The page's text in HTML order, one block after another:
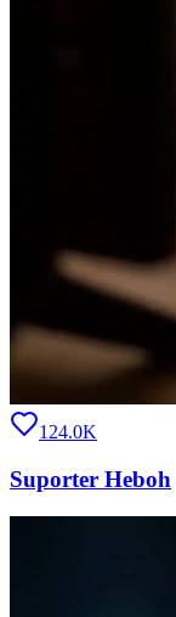
124.0K
Suporter Heboh